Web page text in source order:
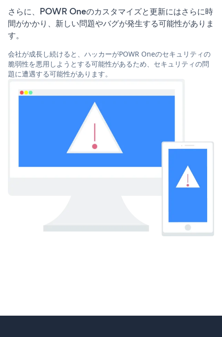
さらに、POWR Oneのカスタマイズと更新にはさらに時
間がかかり、新しい問題やバグが発生する可能性がありま
す。
会社が成長し続けると、ハッカーがPOWR Oneのセキュリティの
脆弱性を悪用しようとする可能性があるため、セキュリティの問
題に遭遇する可能性があります。